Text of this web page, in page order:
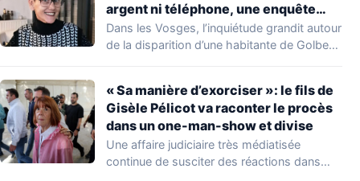
argent ni téléphone, une enquête
ouverte
Dans les Vosges, l’inquiétude grandit autour
de la disparition d’une habitante de Golbey.
« Sa manière d’exorciser »: le fils de
Gisèle Pélicot va raconter le procès
dans un one-man-show et divise
Une affaire judiciaire très médiatisée
continue de susciter des réactions dans